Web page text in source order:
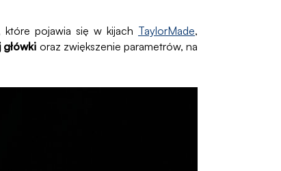
pojawia się w kijach TaylorMade,
oraz zwiększenie parametrów, na